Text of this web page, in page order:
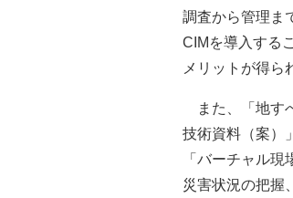
調査から管理ま
CIMを導入する
メリットが得ら
また、「地す
技術資料（案）
「バーチャル
災害状況の把握